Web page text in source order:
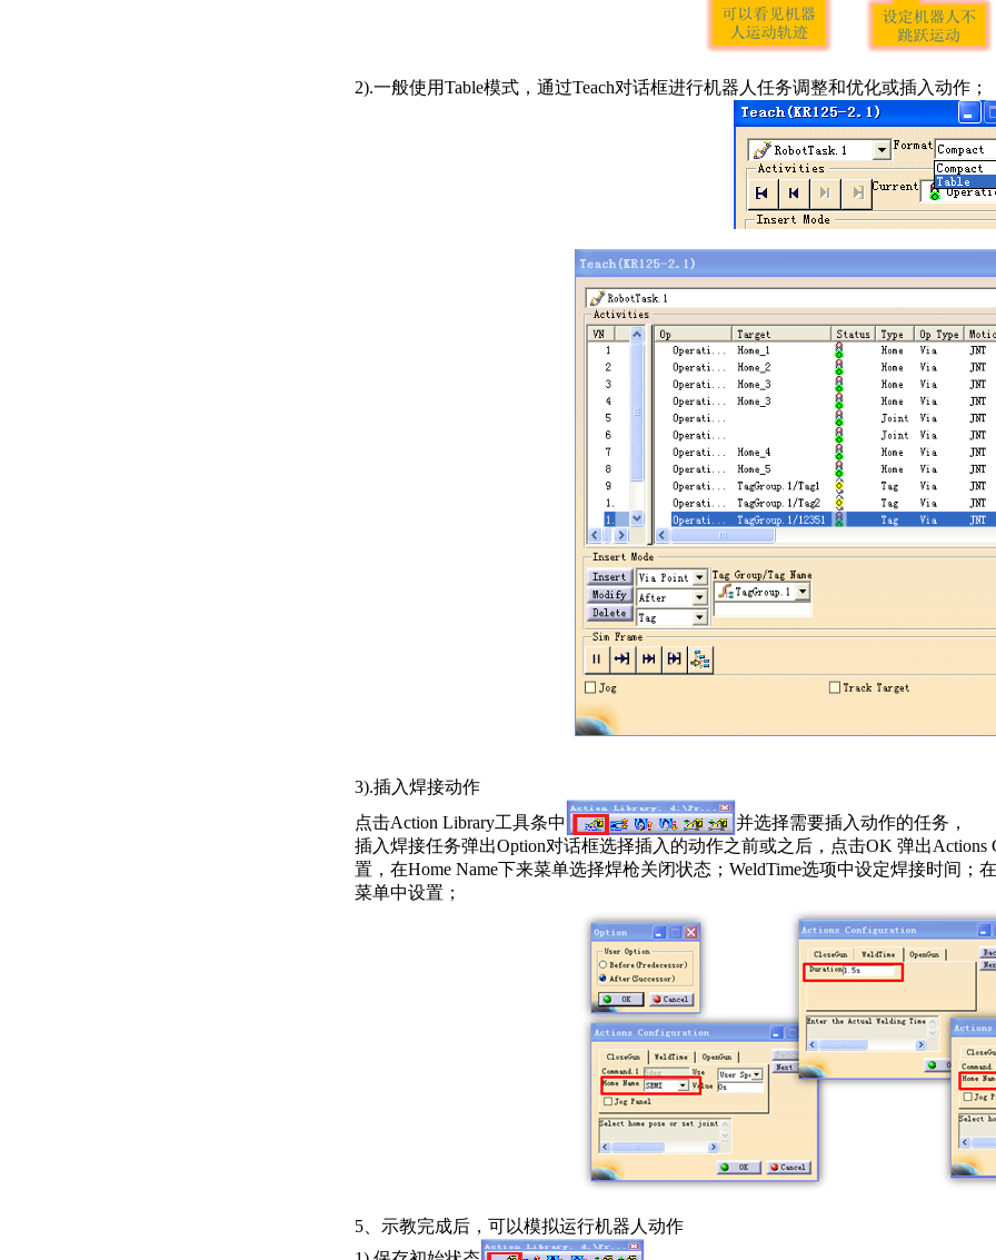
2).一般使用Table模式，通过Teach对话框进行机器人任务调整和优化或插入动作；
3).插入焊接动作
点击Action Library工具条中
并选择需要插入动作的任务，
插入焊接任务弹出Option对话框选择插入的动作之前或之后，点击OK 弹出Actions
置，在Home Name下来菜单选择焊枪关闭状态；WeldTime选项中设定焊接时间；
菜单中设置；
5、示教完成后，可以模拟运行机器人动作